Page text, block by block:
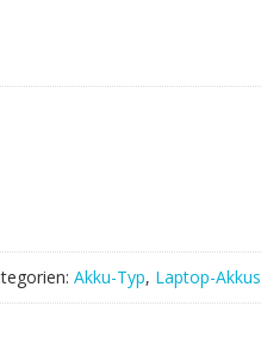
Akku-Typ, Laptop-Akkus